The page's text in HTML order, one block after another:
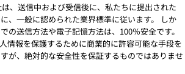
、送信中および受信後に、私たちに提出された
、一般に認められた業界標準に従います。 しか
の送信方法や電子記憶方法は、100％安全です。
情報を保護するために商業的に許容可能な手段を
が、絶対的な安全性を保証するものではありませ